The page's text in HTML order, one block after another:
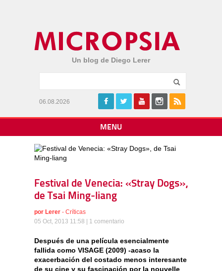
Un blog de Diego Lerer
06.08.2026
MENU
Festival de Venecia: «Stray Dogs»,
de Tsai Ming-liang
por Lerer - Críticas
05 Oct, 2013 11:58 | 1 comentario
Después de una película esencialmente
fallida como VISAGE (2009) -acaso la
exacerbación del costado menos interesante
de su cine y su fascinación por la nouvelle